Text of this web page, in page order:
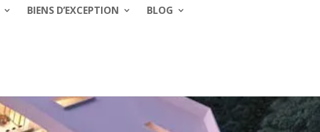
BIENS D’EXCEPTION BLOG